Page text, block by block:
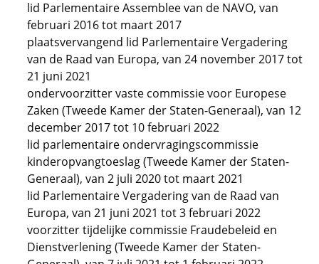
lid Parlementaire Assemblee van de NAVO, van
februari 2016 tot maart 2017
plaatsvervangend lid Parlementaire Vergadering
van de Raad van Europa, van 24 november 2017 tot
21 juni 2021
ondervoorzitter vaste commissie voor Europese
Zaken (Tweede Kamer der Staten-Generaal), van 12
december 2017 tot 10 februari 2022
lid parlementaire ondervragingscommissie
kinderopvangtoeslag (Tweede Kamer der Staten-
Generaal), van 2 juli 2020 tot maart 2021
lid Parlementaire Vergadering van de Raad van
Europa, van 21 juni 2021 tot 3 februari 2022
voorzitter tijdelijke commissie Fraudebeleid en
Dienstverlening (Tweede Kamer der Staten-